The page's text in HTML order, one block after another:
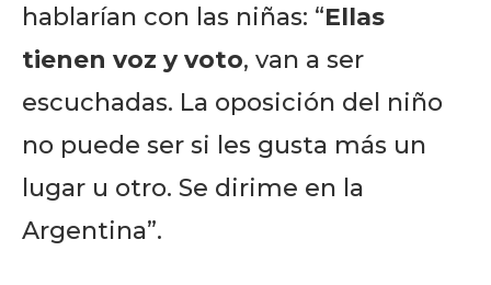
hablarían con las niñas: “Ellas
tienen voz y voto, van a ser
escuchadas. La oposición del niño
no puede ser si les gusta más un
lugar u otro. Se dirime en la
Argentina”.